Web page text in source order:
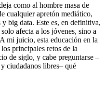
como al hombre masa de
cualquier apretón mediático,
big data. Este es, en definitiva,
afecta a los jóvenes, sino a
mi juicio, esta educación en la
principales retos de la
de siglo, y cabe preguntarse –
ciudadanos libres– qué